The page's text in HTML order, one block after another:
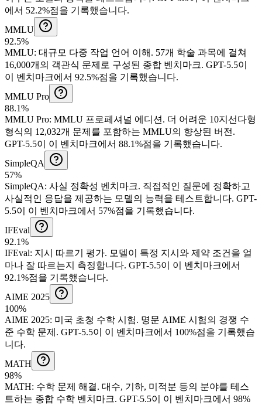
에서 52.2%점을 기록했습니다.
MMLU
92.5%
MMLU: 대규모 다중 작업 언어 이해 . 57개 학술 과목에 걸쳐
16,000개의 객관식 문제로 구성된 종합 벤치마크. GPT-5.5이
이 벤치마크에서 92.5%점을 기록했습니다.
MMLU Pro
88.1%
MMLU Pro: MMLU 프로페셔널 에디션 . 더 어려운 10지선다형
형식의 12,032개 문제를 포함하는 MMLU의 향상된 버전.
GPT-5.5이 이 벤치마크에서 88.1%점을 기록했습니다.
SimpleQA
57%
SimpleQA: 사실 정확성 벤치마크. 직접적인 질문에 정확하고
사실적인 응답을 제공하는 모델의 능력을 테스트합니다. GPT-
5.5이 이 벤치마크에서 57%점을 기록했습니다.
IFEval
92.1%
IFEval: 지시 따르기 평가. 모델이 특정 지시와 제약 조건을 얼
마나 잘 따르는지 측정합니다. GPT-5.5이 이 벤치마크에서
92.1%점을 기록했습니다.
AIME 2025
100%
AIME 2025: 미국 초청 수학 시험. 명문 AIME 시험의 경쟁 수
준 수학 문제. GPT-5.5이 이 벤치마크에서 100%점을 기록했습
니다.
MATH
98%
MATH: 수학 문제 해결. 대수, 기하, 미적분 등의 분야를 테스
트하는 종합 수학 벤치마크. GPT-5.5이 이 벤치마크에서 98%